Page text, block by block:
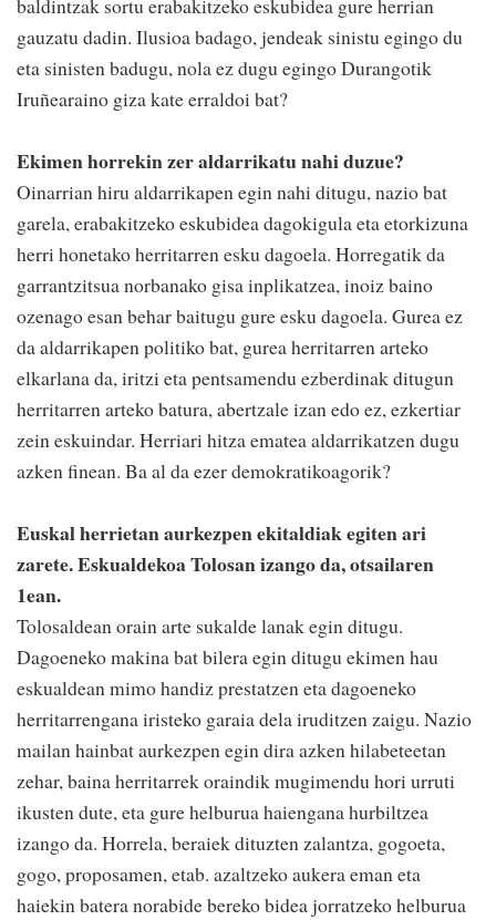
gauzatu dadin. Ilusioa badago, jendeak sinistu egingo du
eta sinisten badugu, nola ez dugu egingo Durangotik
Iruñearaino giza kate erraldoi bat?
Ekimen horrekin zer aldarrikatu nahi duzue?
Oinarrian hiru aldarrikapen egin nahi ditugu, nazio bat
garela, erabakitzeko eskubidea dagokigula eta etorkizuna
herri honetako herritarren esku dagoela. Horregatik da
garrantzitsua norbanako gisa inplikatzea, inoiz baino
ozenago esan behar baitugu gure esku dagoela. Gurea ez
da aldarrikapen politiko bat, gurea herritarren arteko
elkarlana da, iritzi eta pentsamendu ezberdinak ditugun
herritarren arteko batura, abertzale izan edo ez, ezkertiar
zein eskuindar. Herriari hitza ematea aldarrikatzen dugu
azken finean. Ba al da ezer demokratikoagorik?
Euskal herrietan aurkezpen ekitaldiak egiten ari
zarete. Eskualdekoa Tolosan izango da, otsailaren
1ean.
Tolosaldean orain arte sukalde lanak egin ditugu.
Dagoeneko makina bat bilera egin ditugu ekimen hau
eskualdean mimo handiz prestatzen eta dagoeneko
herritarrengana iristeko garaia dela iruditzen zaigu. Nazio
mailan hainbat aurkezpen egin dira azken hilabeteetan
zehar, baina herritarrek oraindik mugimendu hori urruti
ikusten dute, eta gure helburua haiengana hurbiltzea
izango da. Horrela, beraiek dituzten zalantza, gogoeta,
gogo, proposamen, etab. azaltzeko aukera eman eta
haiekin batera norabide bereko bidea jorratzeko helburua